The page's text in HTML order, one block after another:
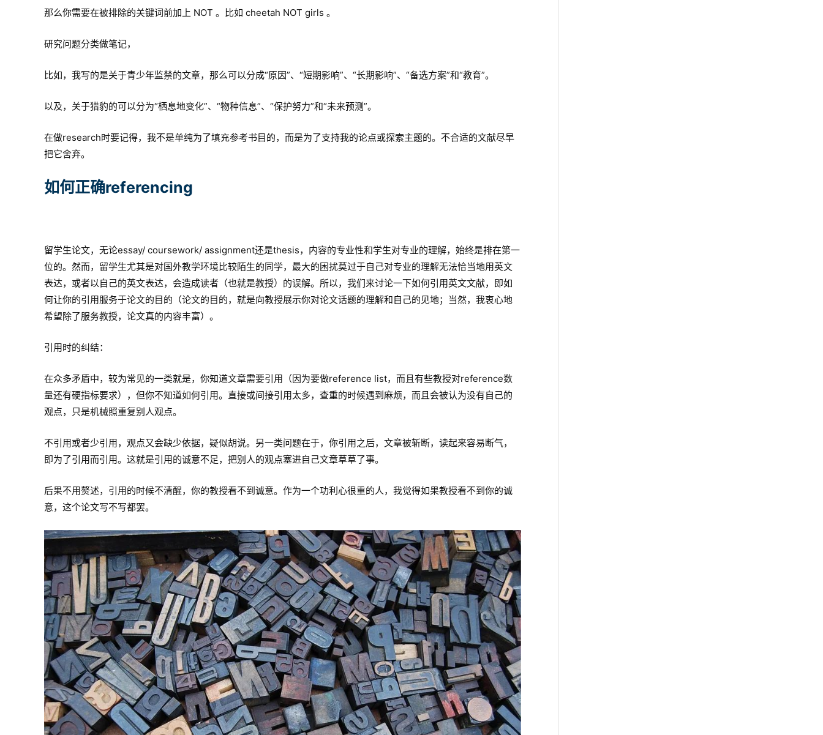
那么你需要在被排除的关键词前加上 NOT 。比如 cheetah NOT girls 。
研究问题分类做笔记，
比如，我写的是关于青少年监禁的文章，那么可以分成“原因”、“短期影响”、“长期影响”、“备选方案”和“教育”。
以及，关于猎豹的可以分为“栖息地变化”、“物种信息”、“保护努力”和“未来预测”。
在做research时要记得，我不是单纯为了填充参考书目的，而是为了支持我的论点或探索主题的。不合适的文献尽早
把它舍弃。
如何正确referencing
留学生论文，无论essay/ coursework/ assignment还是thesis，内容的专业性和学生对专业的理解，始终是排在第一
位的。然而，留学生尤其是对国外教学环境比较陌生的同学，最大的困扰莫过于自己对专业的理解无法恰当地用英文
表达，或者以自己的英文表达，会造成读者（也就是教授）的误解。所以，我们来讨论一下如何引用英文文献，即如
何让你的引用服务于论文的目的（论文的目的，就是向教授展示你对论文话题的理解和自己的见地；当然，我衷心地
希望除了服务教授，论文真的内容丰富）。
引用时的纠结：
在众多矛盾中，较为常见的一类就是，你知道文章需要引用（因为要做reference list，而且有些教授对reference数
量还有硬指标要求），但你不知道如何引用。直接或间接引用太多，查重的时候遇到麻烦，而且会被认为没有自己的
观点，只是机械照重复别人观点。
不引用或者少引用，观点又会缺少依据，疑似胡说。另一类问题在于，你引用之后，文章被斩断，读起来容易断气，
即为了引用而引用。这就是引用的诚意不足，把别人的观点塞进自己文章草草了事。
后果不用赘述，引用的时候不清醒，你的教授看不到诚意。作为一个功利心很重的人，我觉得如果教授看不到你的诚
意，这个论文写不写都罢。